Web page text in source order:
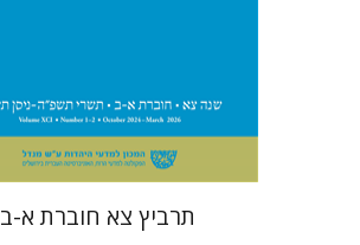
$63
$57
תרביץ צא חוברת א-ב